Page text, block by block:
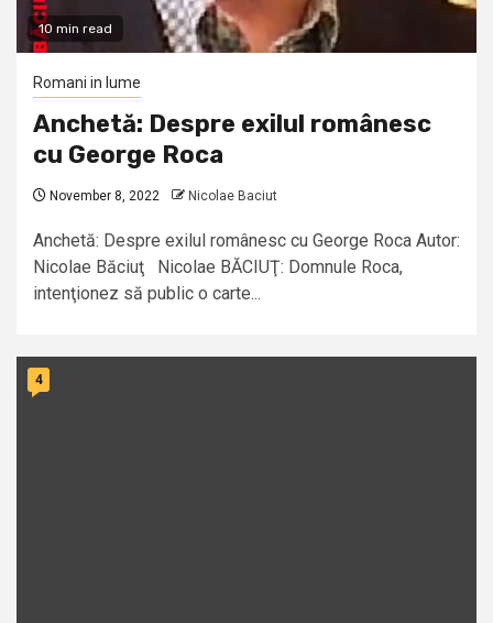
10 min read
Romani in lume
Anchetă: Despre exilul românesc
cu George Roca
November 8, 2022 Nicolae Baciut
Anchetă: Despre exilul românesc cu George Roca Autor:
Nicolae Băciuţ Nicolae BĂCIUŢ: Domnule Roca,
intenţionez să public o carte...
4